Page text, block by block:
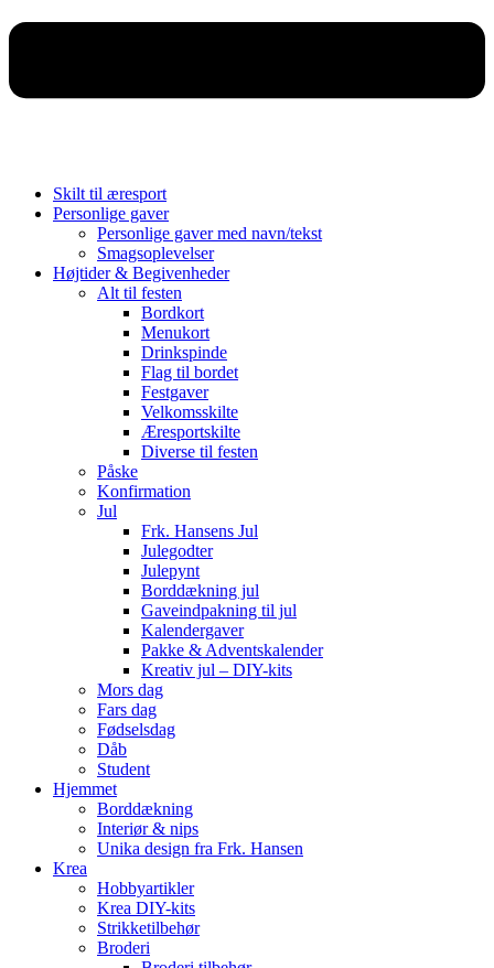
Skilt til æresport
Personlige gaver
Personlige gaver med navn/tekst
Smagsoplevelser
Højtider & Begivenheder
Alt til festen
Bordkort
Menukort
Drinkspinde
Flag til bordet
Festgaver
Velkomsskilte
Æresportskilte
Diverse til festen
Påske
Konfirmation
Jul
Frk. Hansens Jul
Julegodter
Julepynt
Borddækning jul
Gaveindpakning til jul
Kalendergaver
Pakke & Adventskalender
Kreativ jul – DIY-kits
Mors dag
Fars dag
Fødselsdag
Dåb
Student
Hjemmet
Borddækning
Interiør & nips
Unika design fra Frk. Hansen
Krea
Hobbyartikler
Krea DIY-kits
Strikketilbehør
Broderi